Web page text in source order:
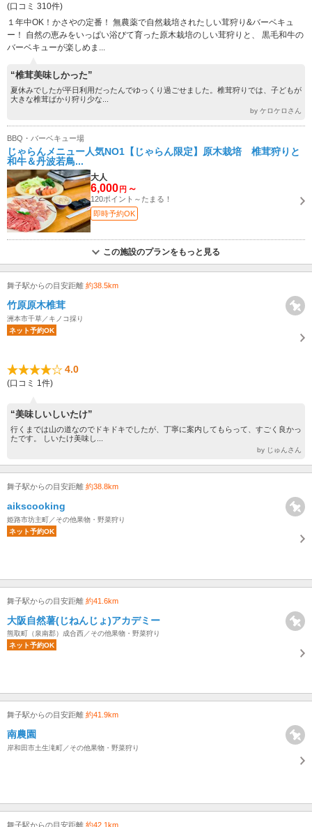
(口コミ 310件)
１年中OK！かさやの定番！ 無農薬で自然栽培されたしい茸狩り&バーベキュ
ー！ 自然の恵みをいっぱい浴びて育った原木栽培のしい茸狩りと、 黒毛和牛の
バーベキューが楽しめま...
“椎茸美味しかった”
夏休みでしたが平日利用だったんでゆっくり過ごせました。椎茸狩りでは、子どもが
大きな椎茸ばかり狩り少な...
by ケロケロさん
BBQ・バーベキュー場
じゃらんメニュー人気NO1【じゃらん限定】原木栽培 椎茸狩りと
和牛＆丹波若鳥...
大人
6,000 円 ～
120ポイント～たまる！
即時予約OK
この施設のプランをもっと見る
舞子駅からの目安距離 約38.5km
竹原原木椎茸
洲本市千草／キノコ採り
ネット予約OK
4.0
(口コミ 1件)
“美味しいしいたけ”
行くまでは山の道なのでドキドキでしたが、丁寧に案内してもらって、すごく良かっ
たです。 しいたけ美味し...
by じゅんさん
舞子駅からの目安距離 約38.8km
aikscooking
姫路市坊主町／その他果物・野菜狩り
ネット予約OK
舞子駅からの目安距離 約41.6km
大阪自然薯(じねんじょ)アカデミー
熊取町（泉南郡）成合西／その他果物・野菜狩り
ネット予約OK
舞子駅からの目安距離 約41.9km
南農園
岸和田市土生滝町／その他果物・野菜狩り
舞子駅からの目安距離 約42.1km